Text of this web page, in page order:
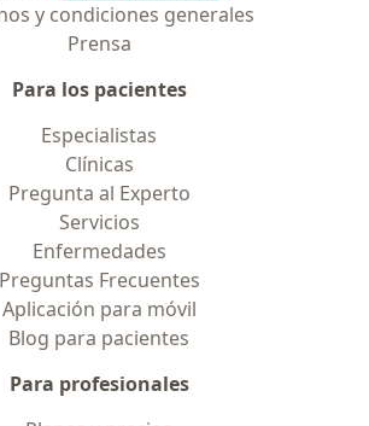
y condiciones generales
Prensa
Para los pacientes
Especialistas
Clínicas
Pregunta al Experto
Servicios
Enfermedades
Preguntas Frecuentes
Aplicación para móvil
Blog para pacientes
Para profesionales